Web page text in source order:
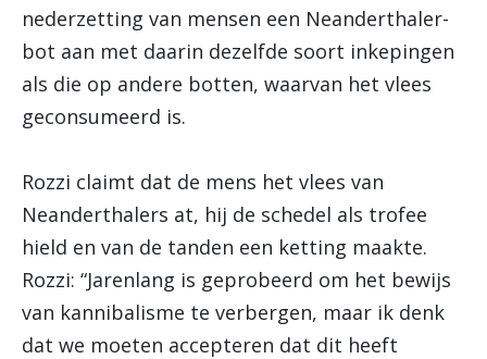
nederzetting van mensen een Neanderthaler-
bot aan met daarin dezelfde soort inkepingen
als die op andere botten, waarvan het vlees
geconsumeerd is.
Rozzi claimt dat de mens het vlees van
Neanderthalers at, hij de schedel als trofee
hield en van de tanden een ketting maakte.
Rozzi: “Jarenlang is geprobeerd om het bewijs
van kannibalisme te verbergen, maar ik denk
dat we moeten accepteren dat dit heeft